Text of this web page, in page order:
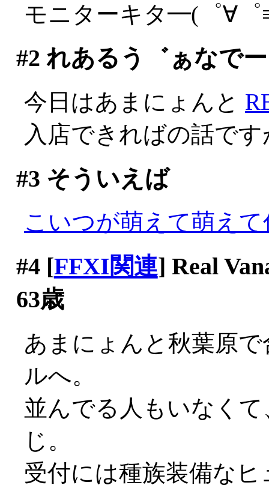
モニターキタ━(゜∀
#2 れあるう゛ぁなで
今日はあまにょんと
入店できればの話で
#3 そういえば
こいつが萌えて萌え
#4[FFXI関連] Real
63歳
あまにょんと秋葉原
ルへ。
並んでる人もいなく
じ。
受付には種族装備な